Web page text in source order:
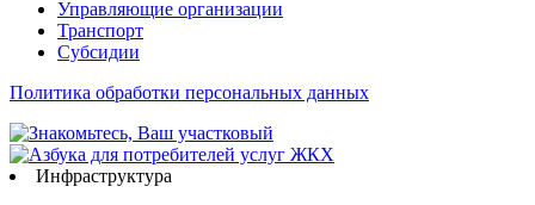
Управляющие организации
Транспорт
Субсидии
Политика обработки персональных данных
Инфраструктура